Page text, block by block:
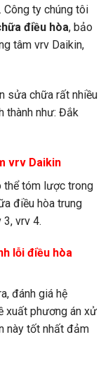
Công ty chúng tôi
điều hòa, bảo
tâm vrv Daikin,
sửa chữa rất nhiều
thành như: Đắk
vrv Daikin
thể tóm lược trong
điều hòa trung
vrv 4.
lỗi điều hòa
đánh giá hệ
xuất phương án xử
này tốt nhất đảm